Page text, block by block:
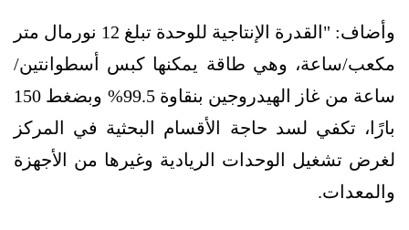
وأضاف: "القدرة الإنتاجية للوحدة تبلغ 12 نورمال متر
مكعب/ساعة، وهي طاقة يمكنها كبس أسطوانتين/
ساعة من غاز الهيدروجين بنقاوة 99.5%
وبضغط 150
بارًا، تكفي لسد حاجة الأقسام البحثية في المركز
لغرض تشغيل الوحدات الريادية وغيرها من الأجهزة
والمعدات.